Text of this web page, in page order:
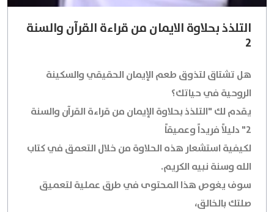
التلذذ بحلاوة الايمان من قراءة القرآن والسنة
2
هل تشتاق لتذوق طعم الإيمان الحقيقي والسكينة
الروحية في حياتك؟
يقدم لك "التلذذ بحلاوة الإيمان من قراءة القرآن والسنة
2" دليلاً فريداً وعميقاً
لكيفية استشعار هذه الحلاوة من خلال التعمق في كتاب
الله وسنة نبيه الكريم.
سوف يغوص هذا المحتوى في طرق عملية لتعميق
صلتك بالخالق،